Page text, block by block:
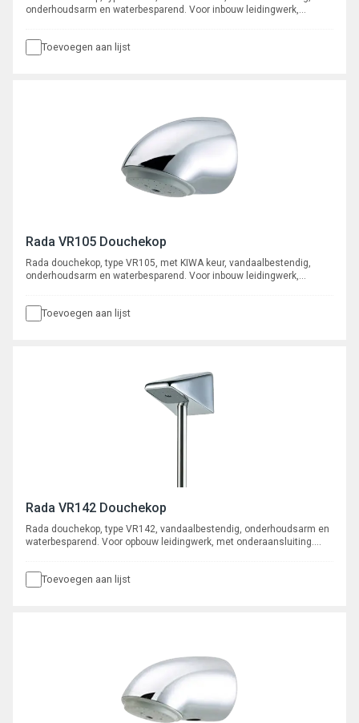
onderhoudsarm en waterbesparend. Voor inbouw leidingwerk,
Toevoegen aan lijst
Rada VR105 Douchekop
Rada douchekop, type VR105, met KIWA keur, vandaalbestendig,
onderhoudsarm en waterbesparend. Voor inbouw leidingwerk,
Toevoegen aan lijst
Rada VR142 Douchekop
Rada douchekop, type VR142, vandaalbestendig, onderhoudsarm en
waterbesparend. Voor opbouw leidingwerk, met onderaansluiting.
Toevoegen aan lijst